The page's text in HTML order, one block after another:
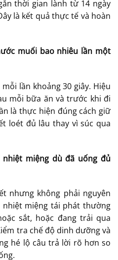
thời gian lành từ 14 ngày
là kết quả thực tế và hoàn
muối bao nhiêu lần một
lần khoảng 30 giây. Hiệu
mỗi bữa ăn và trước khi đi
là thực hiện đúng cách giữ
loét đủ lâu thay vì súc qua
miệng dù đã uống đủ
nhưng không phải nguyên
nhiệt miệng tái phát thường
sắt, hoặc đang trải qua
tra chế độ dinh dưỡng và
hé lộ câu trả lời rõ hơn so